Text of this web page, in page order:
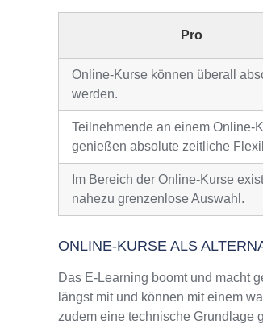
Pro
Online-Kurse können überall
werden.
Teilnehmende an einem Online-
genießen absolute zeitliche
Im Bereich der Online-Kurse
nahezu grenzenlose Auswahl.
ONLINE-KURSE ALS
Das E-Learning boomt und macht
längst mit und können mit einem
zudem eine technische Grundlage